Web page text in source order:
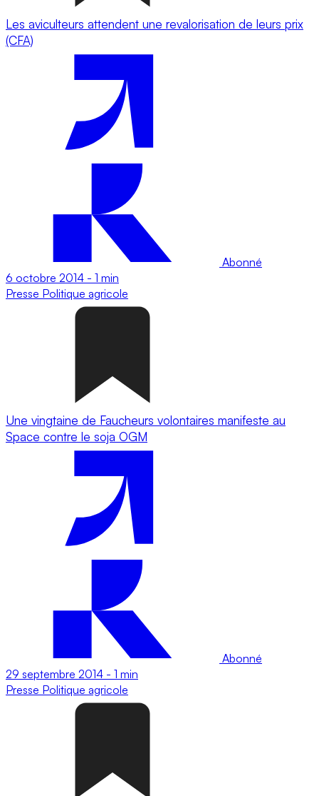
Les aviculteurs attendent une revalorisation de leurs prix
(CFA)
Abonné
6 octobre 2014 - 1 min
Presse Politique agricole
Une vingtaine de Faucheurs volontaires manifeste au
Space contre le soja OGM
Abonné
29 septembre 2014 - 1 min
Presse Politique agricole